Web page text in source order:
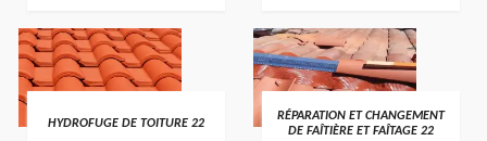
HYDROFUGE DE TOITURE 22
RÉPARATION ET CHANGEMENT
DE FAÎTIÈRE ET FAÎTAGE 22